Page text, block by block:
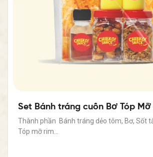
Set Bánh tráng cuốn Bơ Tóp Mỡ
Thành phần Bánh tráng dẻo tôm, Bơ, Sốt
Tóp mỡ rim…